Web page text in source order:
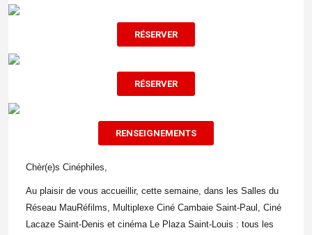
RÉSERVER
RÉSERVER
RENSEIGNEMENTS
Chèr(e)s Cinéphiles,
Au plaisir de vous accueillir, cette semaine, dans les Salles du
Réseau MauRéfilms, Multiplexe Ciné Cambaie Saint-Paul, Ciné
Lacaze Saint-Denis et cinéma Le Plaza Saint-Louis : tous les